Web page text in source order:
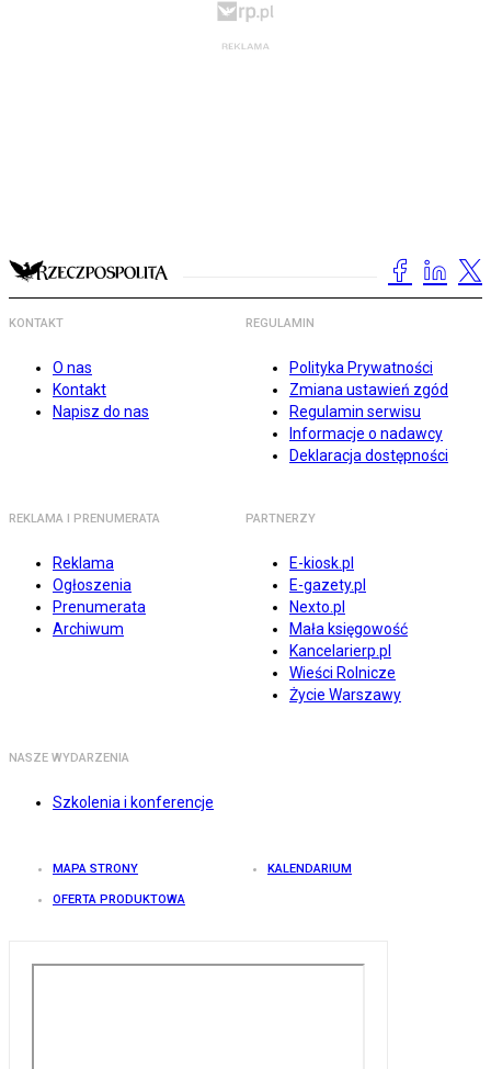
KONTAKT
O nas
Kontakt
Napisz do nas
REGULAMIN
Polityka Prywatności
Zmiana ustawień zgód
Regulamin serwisu
Informacje o nadawcy
Deklaracja dostępności
REKLAMA I PRENUMERATA
Reklama
Ogłoszenia
Prenumerata
Archiwum
PARTNERZY
E-kiosk.pl
E-gazety.pl
Nexto.pl
Mała księgowość
Kancelarierp.pl
Wieści Rolnicze
Życie Warszawy
NASZE WYDARZENIA
Szkolenia i konferencje
MAPA STRONY KALENDARIUM
OFERTA PRODUKTOWA